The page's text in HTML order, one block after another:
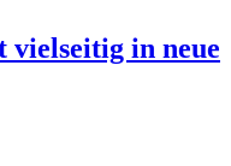
in neue